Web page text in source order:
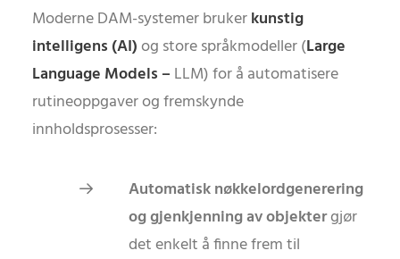
Moderne DAM-systemer brukerkunstig
intelligens (AI)og store språkmodeller (Large
Language Models – LLM) for å automatisere
rutineoppgaver og fremskynde
innholdsprosesser:
Automatisk nøkkelordgenerering
og gjenkjenning av objektergjør
det enkelt å finne frem til